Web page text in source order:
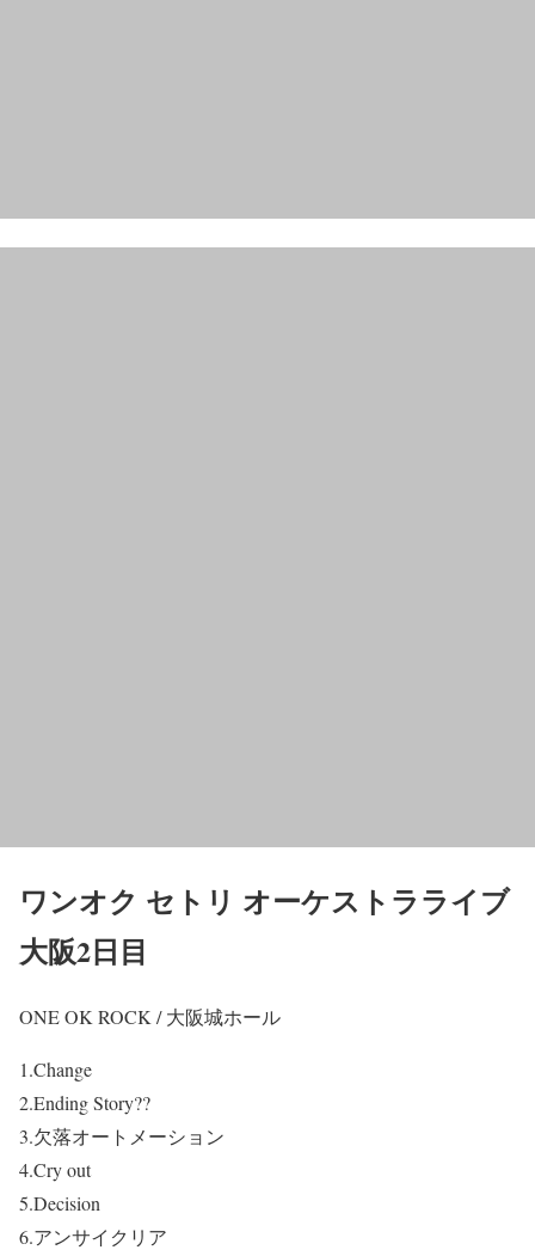
ワンオク セトリ オーケストラライブ
大阪2日目
ONE OK ROCK / 大阪城ホール
1.Change
2.Ending Story??
3.欠落オートメーション
4.Cry out
5.Decision
6.アンサイクリア